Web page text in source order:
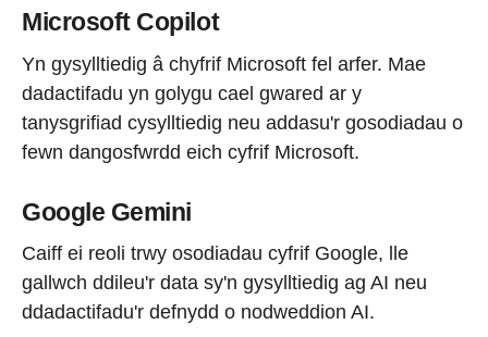
Microsoft Copilot
Yn gysylltiedig â chyfrif Microsoft fel arfer. Mae
dadactifadu yn golygu cael gwared ar y
tanysgrifiad cysylltiedig neu addasu'r gosodiadau o
fewn dangosfwrdd eich cyfrif Microsoft.
Google Gemini
Caiff ei reoli trwy osodiadau cyfrif Google, lle
gallwch ddileu'r data sy'n gysylltiedig ag AI neu
ddadactifadu'r defnydd o nodweddion AI.